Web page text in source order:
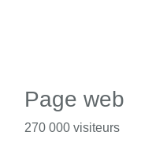
Page web
270 000 visiteurs